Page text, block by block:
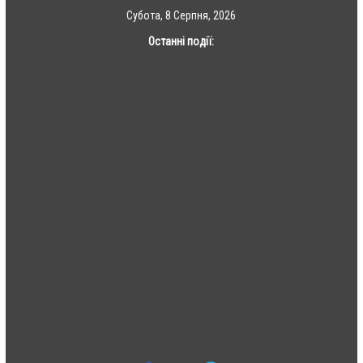
Субота, 8 Серпня, 2026
Останні події: